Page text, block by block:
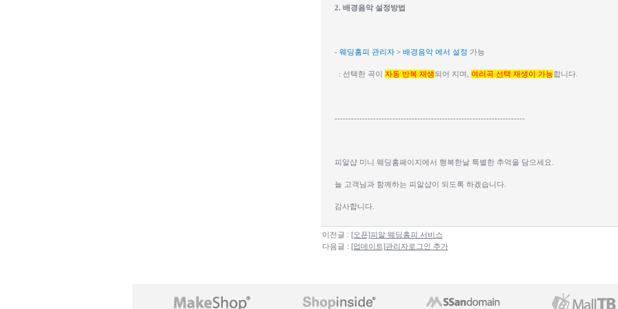
2. 배경음악 설정방법
- 웨딩홈피 관리자 > 배경음악 에서 설정 가능
  : 선택한 곡이
자동 반복 재생되어 지며, 여러곡 선택 재생이 가능합니다.
---------------------------------------------------------------------
피알샵 미니 웨딩홈페이지에서 행복한날 특별한 추억을 담으세요.
늘 고객님과 함께하는 피알샵이 되도록 하겠습니다.
감사합니다.
이전글 : [오픈]피알 웨딩홈피 서비스
다음글 : [업데이트]관리자로그인 추가